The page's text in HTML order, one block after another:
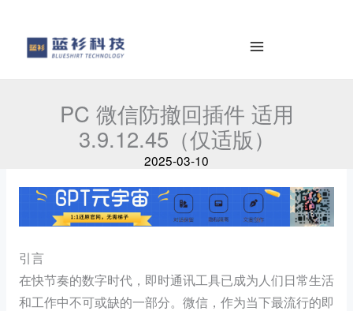
PC 微信防撤回插件 适用
3.9.12.45（仅适版）
2025-03-10
引言
在快节奏的数字时代，即时通讯工具已成为人们日常生活
和工作中不可或缺的一部分。微信，作为当下最流行的即
h